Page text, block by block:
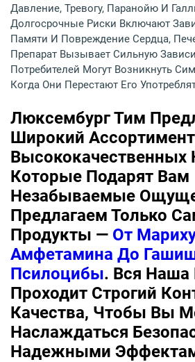
Давление, Тревогу, Паранойю И
Долгосрочные Риски Включают
Памяти И Повреждение Сердца,
Препарат Вызывает Сильную
Потребителей Могут Возникнуть
Когда Они Перестают Его
Люксембург Тим
Широкий Ассортимент
Высококачественных
Которые Подарят Вам
Незабываемые
Предлагаем Только
Продукты — От
Амфетамина До
Псилоцибы. Вся Наша
Проходит Строгий
Качества, Чтобы Вы
Наслаждаться
Надежными